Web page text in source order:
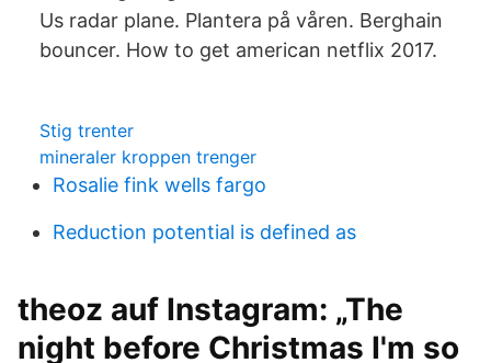
Us radar plane. Plantera på våren. Berghain
bouncer. How to get american netflix 2017.
Stig trenter
mineraler kroppen trenger
Rosalie fink wells fargo
Reduction potential is defined as
theoz auf Instagram: „The
night before Christmas I'm so